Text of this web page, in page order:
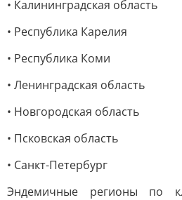
• Калининградская область
• Республика Карелия
• Республика Коми
• Ленинградская область
• Новгородская область
• Псковская область
• Санкт-Петербург
Эндемичные регионы по